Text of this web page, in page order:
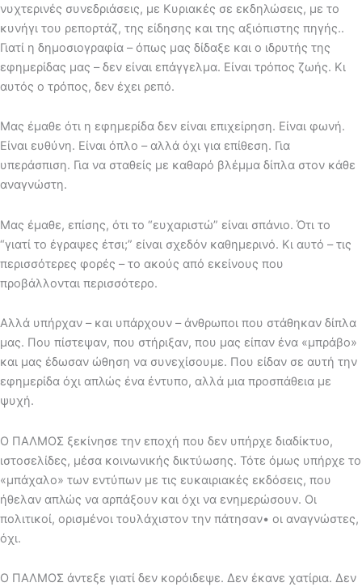
νυχτερινές συνεδριάσεις, με Κυριακές σε εκδηλώσεις, με το
κυνήγι του ρεπορτάζ, της είδησης και της αξιόπιστης πηγής..
Γιατί η δημοσιογραφία – όπως μας δίδαξε και ο ιδρυτής της
εφημερίδας μας – δεν είναι επάγγελμα. Είναι τρόπος ζωής. Κι
αυτός ο τρόπος, δεν έχει ρεπό.
Μας έμαθε ότι η εφημερίδα δεν είναι επιχείρηση. Είναι φωνή.
Είναι ευθύνη. Είναι όπλο – αλλά όχι για επίθεση. Για
υπεράσπιση. Για να σταθείς με καθαρό βλέμμα δίπλα στον κάθε
αναγνώστη.
Μας έμαθε, επίσης, ότι το “ευχαριστώ” είναι σπάνιο. Ότι το
“γιατί το έγραψες έτσι;” είναι σχεδόν καθημερινό. Κι αυτό – τις
περισσότερες φορές – το ακούς από εκείνους που
προβάλλονται περισσότερο.
Αλλά υπήρχαν – και υπάρχουν – άνθρωποι που στάθηκαν δίπλα
μας. Που πίστεψαν, που στήριξαν, που μας είπαν ένα «μπράβο»
και μας έδωσαν ώθηση να συνεχίσουμε. Που είδαν σε αυτή την
εφημερίδα όχι απλώς ένα έντυπο, αλλά μια προσπάθεια με
ψυχή.
Ο ΠΑΛΜΟΣ ξεκίνησε την εποχή που δεν υπήρχε διαδίκτυο,
ιστοσελίδες, μέσα κοινωνικής δικτύωσης. Τότε όμως υπήρχε το
«μπάχαλο» των εντύπων με τις ευκαιριακές εκδόσεις, που
ήθελαν απλώς να αρπάξουν και όχι να ενημερώσουν. Οι
πολιτικοί, ορισμένοι τουλάχιστον την πάτησαν• οι αναγνώστες,
όχι.
Ο ΠΑΛΜΟΣ άντεξε γιατί δεν κορόιδεψε. Δεν έκανε χατίρια. Δεν